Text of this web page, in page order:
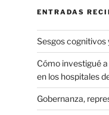
ENTRADAS
Sesgos cognitivos
Cómo investigué a
en los hospitales
Gobernanza,